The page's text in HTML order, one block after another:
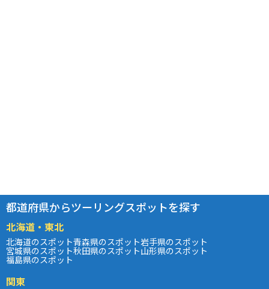
都道府県からツーリングスポットを探す
北海道・東北
北海道のスポット青森県のスポット岩手県のスポット
宮城県のスポット秋田県のスポット山形県のスポット
福島県のスポット
関東